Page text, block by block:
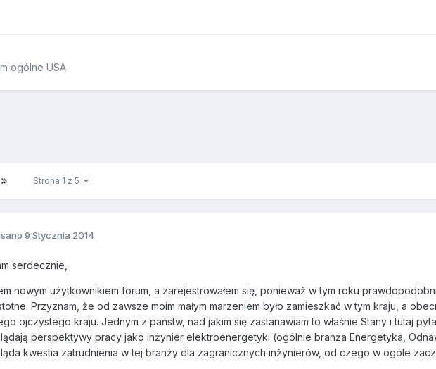
ogólne USA
Strona 1 z 5
9 Stycznia 2014
serdecznie,
nowym użytkownikiem forum, a zarejestrowałem się, ponieważ w tym roku
Przyznam, że od zawsze moim małym marzeniem było zamieszkać w tym kraju, a
ojczystego kraju. Jednym z państw, nad jakim się zastanawiam to właśnie Stany i tutaj
perspektywy pracy jako inżynier elektroenergetyki (ogólnie branża Energetyka,
kwestia zatrudnienia w tej branży dla zagranicznych inżynierów, od czego w ogóle